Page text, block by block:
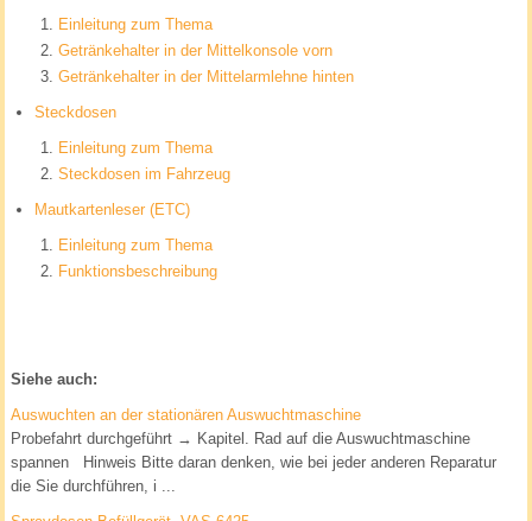
Einleitung zum Thema
Getränkehalter in der Mittelkonsole vorn
Getränkehalter in der Mittelarmlehne hinten
Steckdosen
Einleitung zum Thema
Steckdosen im Fahrzeug
Mautkartenleser (ETC)
Einleitung zum Thema
Funktionsbeschreibung
Siehe auch:
Auswuchten an der stationären Auswuchtmaschine
Probefahrt durchgeführt → Kapitel. Rad auf die Auswuchtmaschine
spannen Hinweis Bitte daran denken, wie bei jeder anderen Reparatur
die Sie durchführen, i ...